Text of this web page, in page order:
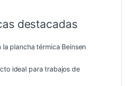
destacadas
plancha térmica Beinsen
ideal para trabajos de